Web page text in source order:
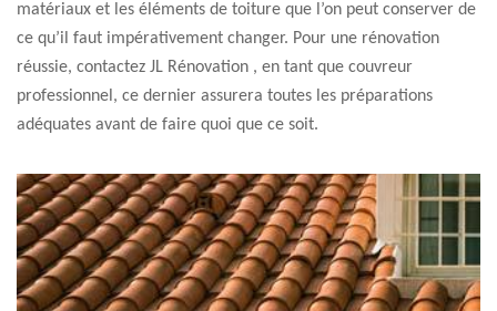
matériaux et les éléments de toiture que l’on peut conserver de
ce qu’il faut impérativement changer. Pour une rénovation
réussie, contactez JL Rénovation , en tant que couvreur
professionnel, ce dernier assurera toutes les préparations
adéquates avant de faire quoi que ce soit.